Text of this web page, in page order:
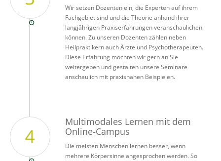
Wir setzen Dozenten ein, die Experten auf ihrem
Fachgebiet sind und die Theorie anhand ihrer
langjährigen Praxiserfahrungen veranschaulichen
können. Zu unseren Dozenten zählen neben
Heilpraktikern auch Ärzte und Psychotherapeuten.
Diese Erfahrung möchten wir gern an Sie
weitergeben und gestalten unsere Seminare
anschaulich mit praxisnahen Beispielen.
Multimodales Lernen mit dem
Online-Campus
Die meisten Menschen lernen besser, wenn
mehrere Körpersinne angesprochen werden. So